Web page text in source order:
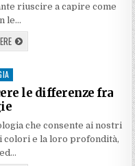
riuscire a capire come
le…
le differenze fra
che consente ai nostri
colori e la loro profondità,